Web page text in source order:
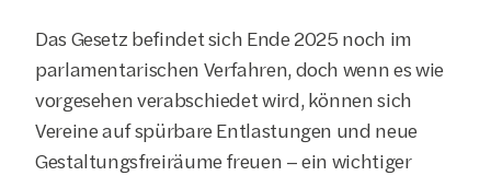
Das Gesetz befindet sich Ende 2025 noch im
parlamentarischen Verfahren, doch wenn es wie
vorgesehen verabschiedet wird, können sich
Vereine auf spürbare Entlastungen und neue
Gestaltungsfreiräume freuen – ein wichtiger